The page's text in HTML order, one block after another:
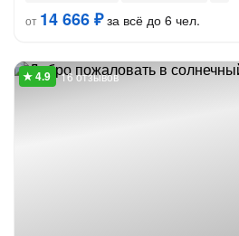
от 14 666 ₽за всё до 6 чел.
16 отзывов